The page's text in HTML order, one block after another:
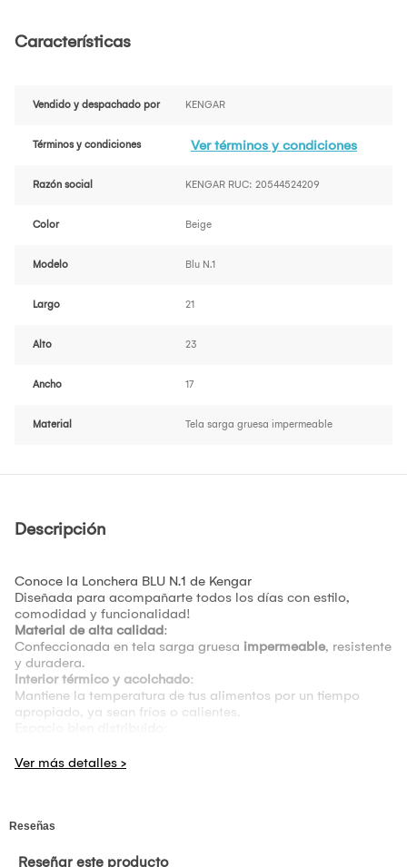
Características
Vendido y despachado por KENGAR
Términos y condiciones Ver términos y condiciones
Razón social KENGAR RUC: 20544524209
Color Beige
Modelo Blu N.1
Largo 21
Alto 23
Ancho 17
Material Tela sarga gruesa impermeable
Descripción
Conoce la Lonchera BLU N.1 de Kengar
Diseñada para acompañarte todos los días con estilo,
comodidad y funcionalidad!
Material de alta calidad:
Confeccionada en tela sarga gruesa impermeable, resistente
y duradera.
Interior térmico y acolchado:
Mantiene la temperatura de tus alimentos por un tiempo
apropiado, ya sean fríos o calientes.
Bolsillo delantero de fácil acceso
hielo para conservar la comida
Cuenta conasa de mano reforzada